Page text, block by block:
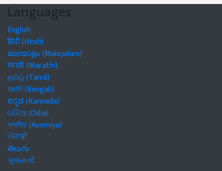
Languages
English
हिंदी (Hindi)
മലയാളം (Malayalam)
मराठी (Marathi)
தமிழ் (Tamil)
বাঙালি (Bengali)
ಕನ್ನಡ (Kannada)
ଓଡିଆ (Odia)
অসমীয়া (Asomiya)
ਪੰਜਾਬੀ
తెలుగు
ગુજરાતી